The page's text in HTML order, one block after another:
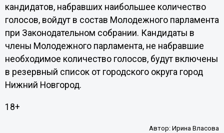
кандидатов, набравших наибольшее количество
голосов, войдут в состав Молодежного парламента
при Законодательном собрании. Кандидаты в
члены Молодежного парламента, не набравшие
необходимое количество голосов, будут включены
в резервный список от городского округа город
Нижний Новгород.
18+
Автор:Ирина Власова